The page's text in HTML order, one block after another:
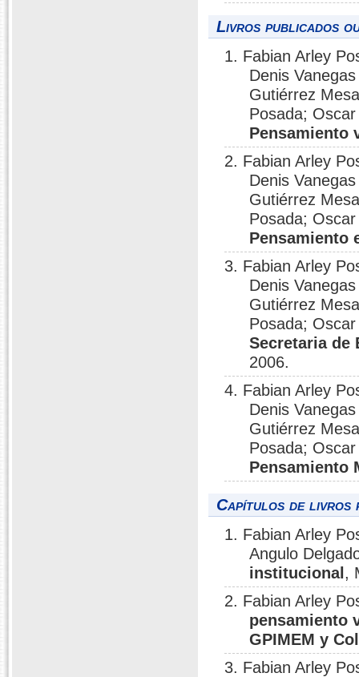
Livros publicados
1. Fabian Arley
Denis
Gutiérrez
Posada;
Pensamiento
2. Fabian Arley
Denis
Gutiérrez
Posada;
Pensamiento
3. Fabian Arley
Denis
Gutiérrez
Posada;
Secretaria de
2006.
4. Fabian Arley
Denis
Gutiérrez
Posada;
Pensamiento
Capítulos de livros
1. Fabian Arley
Angulo
institucional ,
2. Fabian Arley
pensamiento
GPIMEM y
3. Fabian Arley